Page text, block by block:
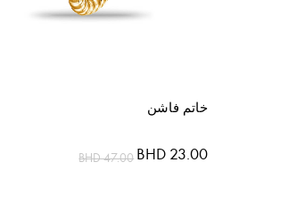
خاتم فاشن
BHD 23.00
BHD 47.00